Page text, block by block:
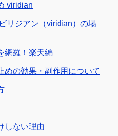
viridian
リジアン（viridian）の場
網羅！楽天編
めの効果・副作用について
しない理由